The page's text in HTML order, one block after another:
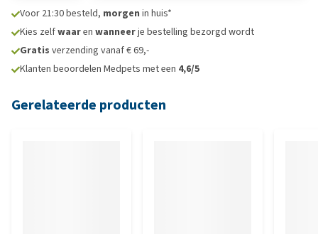
Voor 21:30 besteld, morgen in huis*
Kies zelfwaaren wanneerje bestelling bezorgd wordt
Gratis verzending vanaf € 69,-
Klanten beoordelen Medpets met een 4,6/5
Gerelateerde producten